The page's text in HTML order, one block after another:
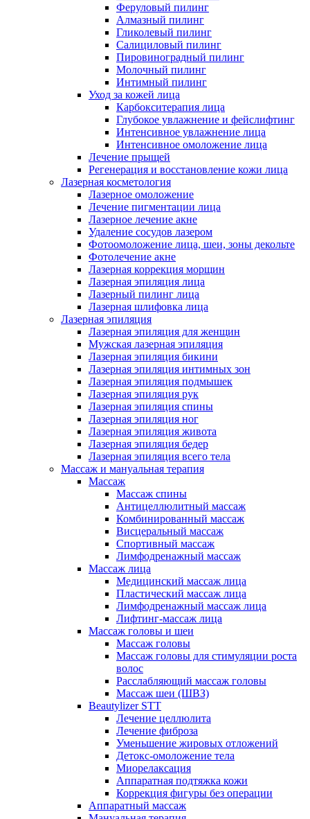
Феруловый пилинг
Алмазный пилинг
Гликолевый пилинг
Салициловый пилинг
Пировиноградный пилинг
Молочный пилинг
Интимный пилинг
Уход за кожей лица
Карбокситерапия лица
Глубокое увлажнение и фейслифтинг
Интенсивное увлажнение лица
Интенсивное омоложение лица
Лечение прыщей
Регенерация и восстановление кожи лица
Лазерная косметология
Лазерное омоложение
Лечение пигментации лица
Лазерное лечение акне
Удаление сосудов лазером
Фотоомоложение лица, шеи, зоны декольте
Фотолечение акне
Лазерная коррекция морщин
Лазерная эпиляция лица
Лазерный пилинг лица
Лазерная шлифовка лица
Лазерная эпиляция
Лазерная эпиляция для женщин
Мужская лазерная эпиляция
Лазерная эпиляция бикини
Лазерная эпиляция интимных зон
Лазерная эпиляция подмышек
Лазерная эпиляция рук
Лазерная эпиляция спины
Лазерная эпиляция ног
Лазерная эпиляция живота
Лазерная эпиляция бедер
Лазерная эпиляция всего тела
Массаж и мануальная терапия
Массаж
Массаж спины
Антицеллюлитный массаж
Комбинированный массаж
Висцеральный массаж
Спортивный массаж
Лимфодренажный массаж
Массаж лица
Медицинский массаж лица
Пластический массаж лица
Лимфодренажный массаж лица
Лифтинг-массаж лица
Массаж головы и шеи
Массаж головы
Массаж головы для стимуляции роста
волос
Расслабляющий массаж головы
Массаж шеи (ШВЗ)
Beautylizer STT
Лечение целлюлита
Лечение фиброза
Уменьшение жировых отложений
Детокс-омоложение тела
Миорелаксация
Аппаратная подтяжка кожи
Коррекция фигуры без операции
Аппаратный массаж